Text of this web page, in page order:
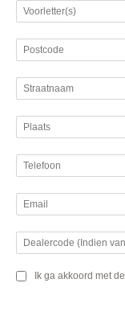
Ik ga akkoord met de